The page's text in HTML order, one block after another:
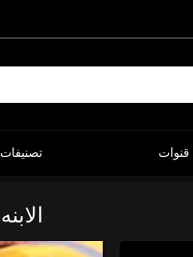
تصنيفات قنوات